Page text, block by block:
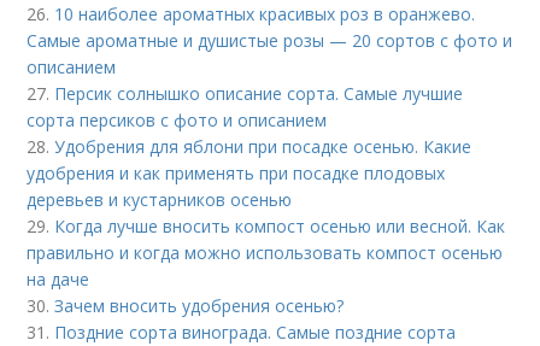
26. 10 наиболее ароматных красивых роз в оранжево.
Самые ароматные и душистые розы — 20 сортов с фото и
описанием
27. Персик солнышко описание сорта. Самые лучшие
сорта персиков с фото и описанием
28.Удобрения для яблони при посадке осенью. Какие
удобрения и как применять при посадке плодовых
деревьев и кустарников осенью
29. Когда лучше вносить компост осенью или весной. Как
правильно и когда можно использовать компост осенью
на даче
30.Зачем вносить удобрения осенью?
31. Поздние сорта винограда. Самые поздние сорта